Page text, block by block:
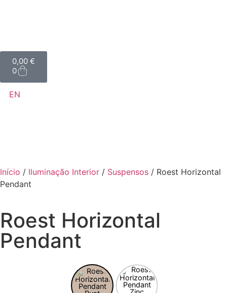
0,00 €
0
EN
Início / Iluminação Interior / Suspensos / Roest Horizontal
Pendant
Roest Horizontal
Pendant